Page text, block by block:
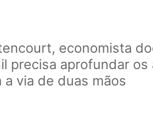
economista
precisa aprofundar os
via de duas mãos